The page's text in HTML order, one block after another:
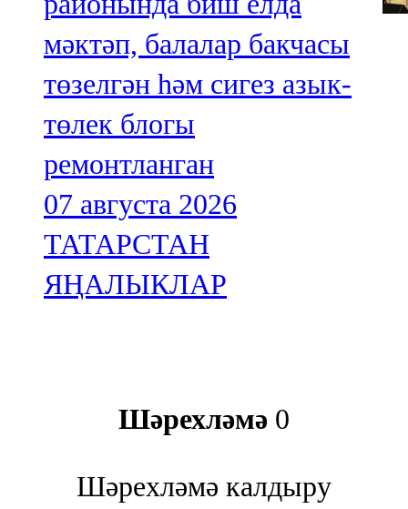
мәктәп, балалар бакчасы
төзелгән һәм сигез азык-
төлек блогы
ремонтланган
07 августа 2026
ТАТАРСТАН
ЯҢАЛЫКЛАР
Шәрехләмә 0
Шәрехләмә калдыру